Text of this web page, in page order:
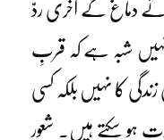
دماغ کے آخری ردّ
شبہ ہے کہ قربِ
کا نہیں بلکہ کسی
ہو سکتے ہیں۔ شعور